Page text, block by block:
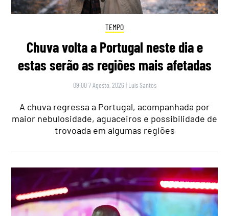
TEMPO
Chuva volta a Portugal neste dia e
estas serão as regiões mais afetadas
09:00 7 Agosto, 2026 | Luís Santos
A chuva regressa a Portugal, acompanhada por
maior nebulosidade, aguaceiros e possibilidade de
trovoada em algumas regiões